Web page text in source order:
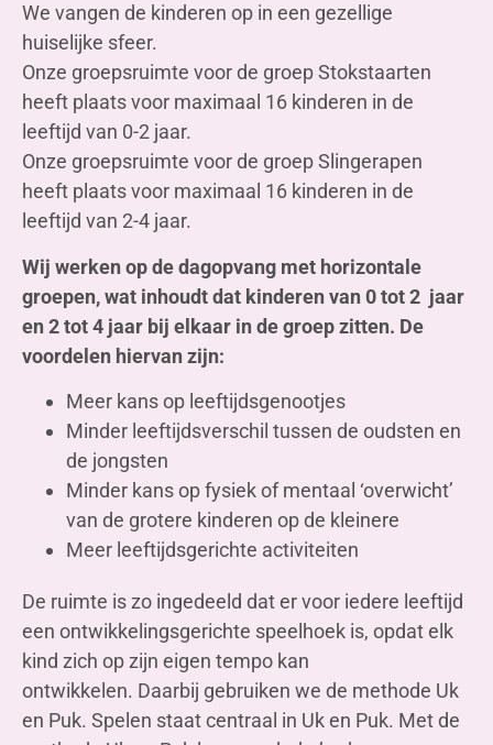
We vangen de kinderen op in een gezellige
huiselijke sfeer.
Onze groepsruimte voor de groep Stokstaarten
heeft plaats voor maximaal 16 kinderen in de
leeftijd van 0-2 jaar.
Onze groepsruimte voor de groep Slingerapen
heeft plaats voor maximaal 16 kinderen in de
leeftijd van 2-4 jaar.
Wij werken op de dagopvang met horizontale
groepen, wat inhoudt dat kinderen van 0 tot 2 jaar
en 2 tot 4 jaar bij elkaar in de groep zitten. De
voordelen hiervan zijn:
Meer kans op leeftijdsgenootjes
Minder leeftijdsverschil tussen de oudsten en
de jongsten
Minder kans op fysiek of mentaal ‘overwicht’
van de grotere kinderen op de kleinere
Meer leeftijdsgerichte activiteiten
De ruimte is zo ingedeeld dat er voor iedere leeftijd
een ontwikkelingsgerichte speelhoek is, opdat elk
kind zich op zijn eigen tempo kan
ontwikkelen. Daarbij gebruiken we de methode Uk
en Puk. Spelen staat centraal in Uk en Puk. Met de